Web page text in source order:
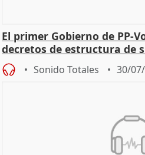
El primer Gobierno de PP-
decretos de estructura de
Sonido Totales 30/